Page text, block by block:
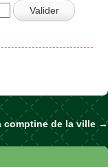
comptine de la ville →